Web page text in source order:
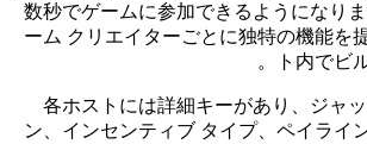
数秒でゲームに参加できるようになり
ーム クリエイターごとに独特の機能を
ト内でビ
各ホストには詳細キーがあり、ジャ
ン、インセンティブ タイプ、ペイライ